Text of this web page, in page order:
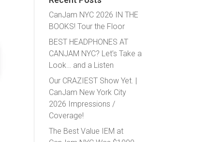
CanJam NYC 2026 IN THE
BOOKS! Tour the Floor
BEST HEADPHONES AT
CANJAM NYC? Let’s Take a
Look… and a Listen
Our CRAZIEST Show Yet. |
CanJam New York City
2026 Impressions /
Coverage!
The Best Value IEM at